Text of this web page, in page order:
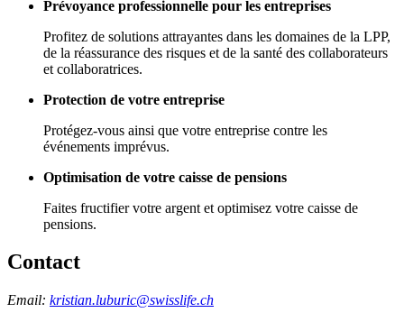
Prévoyance professionnelle pour les entreprises
Profitez de solutions attrayantes dans les domaines de la LPP,
de la réassurance des risques et de la santé des collaborateurs
et collaboratrices.
Protection de votre entreprise
Protégez-vous ainsi que votre entreprise contre les
événements imprévus.
Optimisation de votre caisse de pensions
Faites fructifier votre argent et optimisez votre caisse de
pensions.
Contact
Email: kristian.luburic@swisslife.ch